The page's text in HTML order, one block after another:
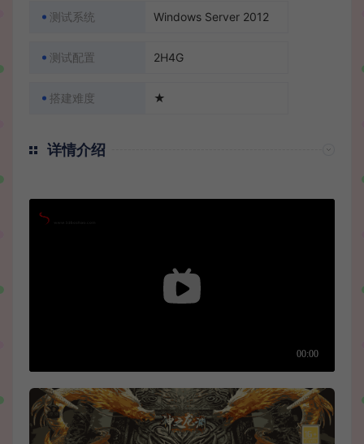
测试系统 Windows Server 2012
测试配置 2H4G
搭建难度 ★
详情介绍